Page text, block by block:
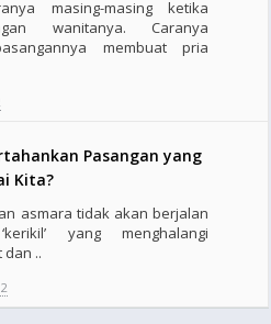
masing-masing ketika
wanitanya. Caranya
membuat pria
Pasangan yang
Kita?
asmara tidak akan berjalan
yang menghalangi
..